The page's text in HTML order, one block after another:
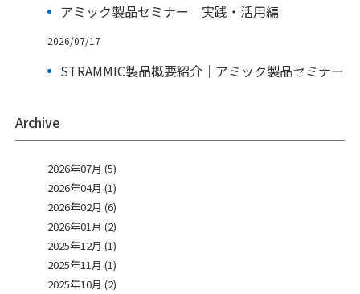
アミック製品セミナー 実践・活用編
2026/07/17
STRAMMIC製品概要紹介｜アミック製品セミナー
Archive
2026年07月 (5)
2026年04月 (1)
2026年02月 (6)
2026年01月 (2)
2025年12月 (1)
2025年11月 (1)
2025年10月 (2)